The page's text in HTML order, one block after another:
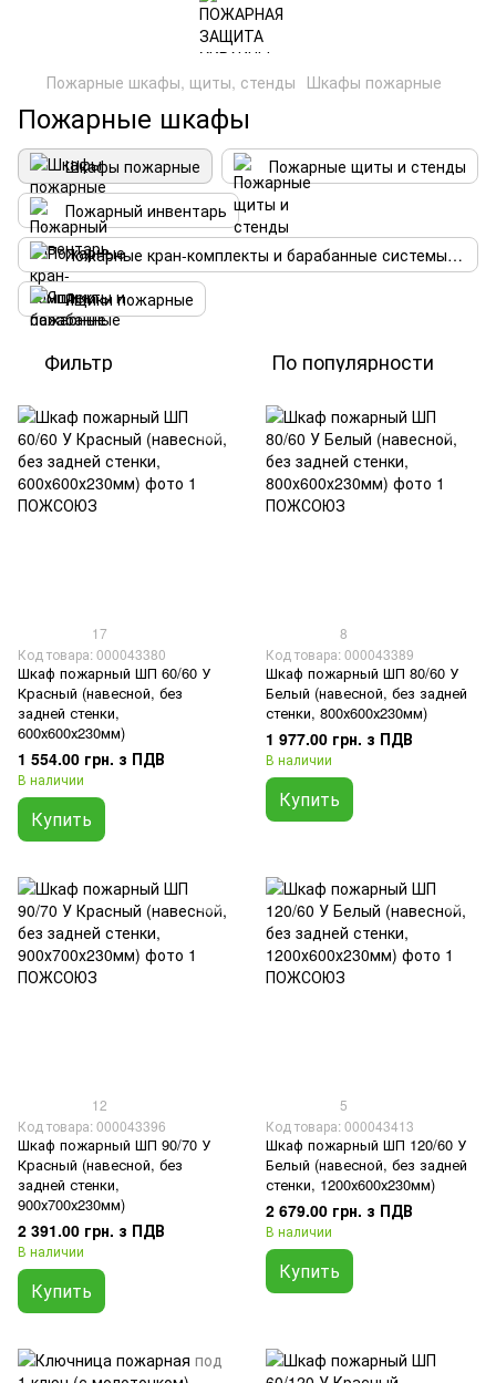
Пожарные шкафы, щиты, стенды Шкафы пожарные
Пожарные шкафы
Шкафы пожарные
Пожарные щиты и стенды
Пожарный инвентарь
Пожарные кран-комплекты и барабанные системы пожаротушения
Ящики пожарные
Фильтр По популярности
17
Код товара: 000043380
Шкаф пожарный ШП 60/60 У
Красный (навесной, без
задней стенки,
600х600х230мм)
1 554.00 грн. з ПДВ
В наличии
Купить
8
Код товара: 000043389
Шкаф пожарный ШП 80/60 У
Белый (навесной, без задней
стенки, 800х600х230мм)
1 977.00 грн. з ПДВ
В наличии
Купить
12
Код товара: 000043396
Шкаф пожарный ШП 90/70 У
Красный (навесной, без
задней стенки,
900х700х230мм)
2 391.00 грн. з ПДВ
В наличии
Купить
5
Код товара: 000043413
Шкаф пожарный ШП 120/60 У
Белый (навесной, без задней
стенки, 1200х600х230мм)
2 679.00 грн. з ПДВ
В наличии
Купить